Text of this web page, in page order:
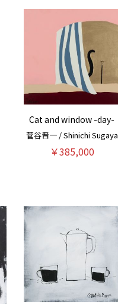
Cat and window -day-
菅谷晋一 / Shinichi Sugaya
￥385,000